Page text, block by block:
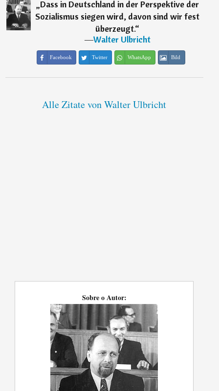
„Dass in Deutschland in der Perspektive der
Sozialismus siegen wird, davon sind wir fest
überzeugt.“
―Walter Ulbricht
Facebook Twitter WhatsApp Bild
Alle Zitate von Walter Ulbricht
Sobre o Autor: